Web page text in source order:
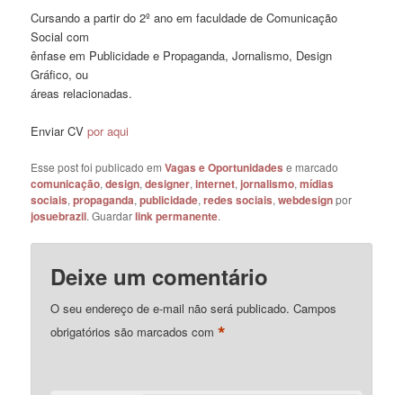
Cursando a partir do 2º ano em faculdade de Comunicação
Social com
ênfase em Publicidade e Propaganda, Jornalismo, Design
Gráfico, ou
áreas relacionadas.
Enviar CVpor aqui
Esse post foi publicado emVagas e Oportunidades e marcado
comunicação,design,designer,internet,jornalismo,mídias
sociais,propaganda,publicidade,redes sociais,webdesignpor
josuebrazil. Guardarlink permanente.
Deixe um comentário
O seu endereço de e-mail não será publicado. Campos
obrigatórios são marcados com*